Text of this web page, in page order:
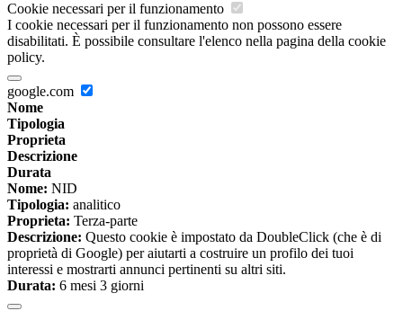
Cookie necessari per il funzionamento
I cookie necessari per il funzionamento non possono essere
disabilitati. È possibile consultare l'elenco nella pagina della cookie
policy.
google.com
Nome
Tipologia
Proprieta
Descrizione
Durata
Nome: NID
Tipologia: analitico
Proprieta: Terza-parte
Descrizione: Questo cookie è impostato da DoubleClick (che è di
proprietà di Google) per aiutarti a costruire un profilo dei tuoi
interessi e mostrarti annunci pertinenti su altri siti.
Durata: 6 mesi 3 giorni